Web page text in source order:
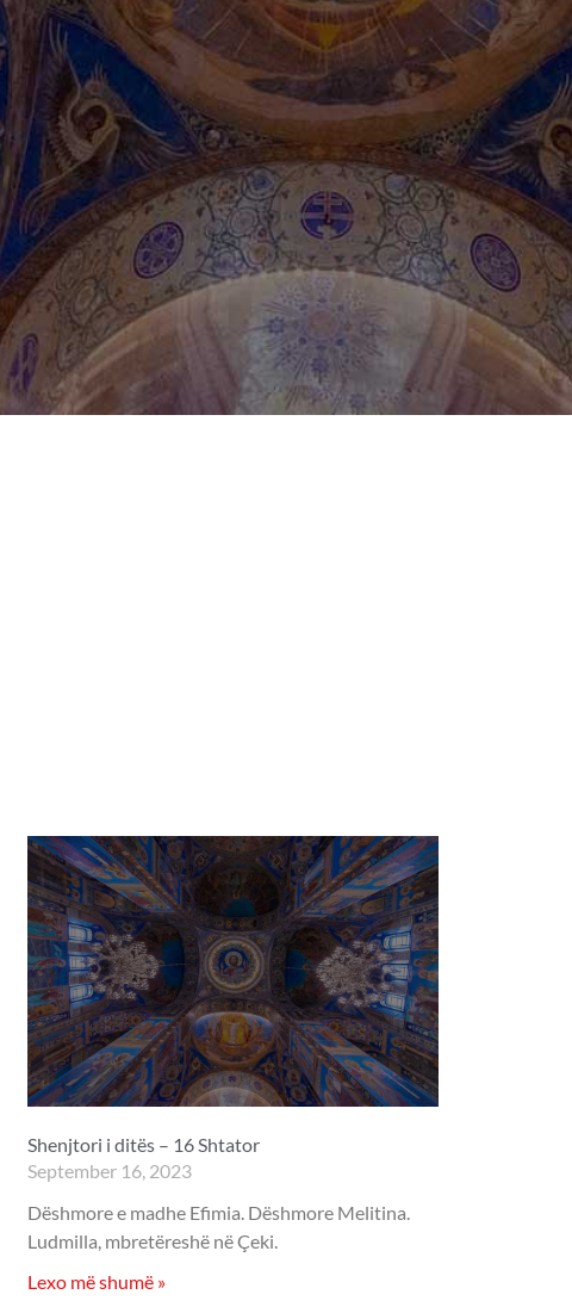
Shenjtori i ditës – 16 Shtator
September 16, 2023
Dëshmore e madhe Efimia. Dëshmore Melitina.
Ludmilla, mbretëreshë në Çeki.
Lexo më shumë »